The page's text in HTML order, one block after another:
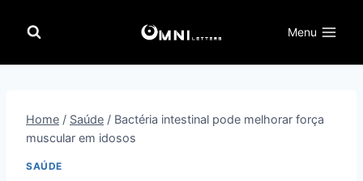
para
Menu
Home / Saúde / Bactéria intestinal pode melhorar força
muscular em idosos
SAÚDE